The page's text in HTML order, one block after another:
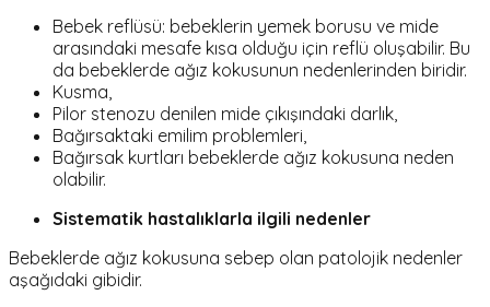
Bebek reflüsü: bebeklerin yemek borusu ve mide
arasındaki mesafe kısa olduğu için reflü oluşabilir. Bu
da bebeklerde ağız kokusunun nedenlerinden biridir.
Kusma,
Pilor stenozu denilen mide çıkışındaki darlık,
Bağırsaktaki emilim problemleri,
Bağırsak kurtları bebeklerde ağız kokusuna neden
olabilir.
Sistematik hastalıklarla ilgili nedenler
Bebeklerde ağız kokusuna sebep olan patolojik nedenler
aşağıdaki gibidir.